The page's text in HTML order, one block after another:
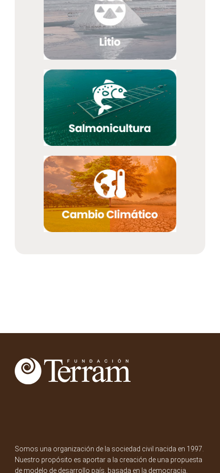
Somos una organización de la sociedad civil nacida en 1997.
Nuestro propósito es aportar a la creación de una propuesta
de modelo de desarrollo país, basada en la democracia,